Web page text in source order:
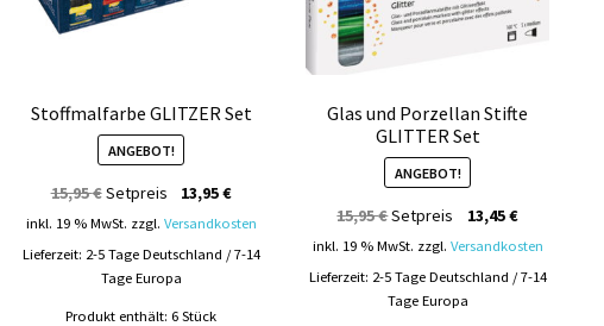
Stoffmalfarbe GLITZER Set
ANGEBOT!
15,95€Ursprünglicher
Preis
15,95 €
Setpreis 13,95€Aktueller
Preis
inkl. 19 % MwSt. zzgl. Versandkosten
Lieferzeit: 2-5 Tage Deutschland / 7-14
Tage Europa
Produkt enthält: 6Stück
Glas und Porzellan Stifte
GLITTER Set
ANGEBOT!
15,95€Ursprünglicher
Preis
15,95 €
Setpreis 13,45€Aktueller
Preis
inkl. 19 % MwSt. zzgl. Versandkosten
Lieferzeit: 2-5 Tage Deutschland / 7-14
Tage Europa